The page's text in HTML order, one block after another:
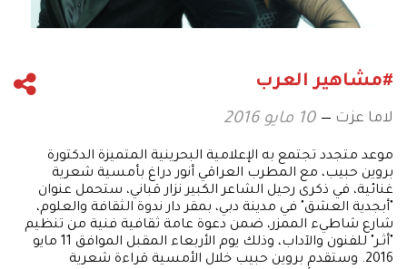
#مشاهير العرب
لاما عزت 10 مايو 2016
موعد متجدد تجتمع به الإعلامية البحرينية المتميزة الدكتورة
بروين حبيب، مع المطرب العراقي أنور دراغ بأمسية شعرية
غنائية، في ذكرى رحيل الشاعر الكبير نزار قباني، ستحمل عنوان
"أبجدية العشق" في مدينة دبي، بمقر دار ندوة الثقافة والعلوم،
شارع شاطيء الممزر، ضمن دعوة عامة ثقافية فنية من تنظيم
"أثـر" للفنون والآداب، وذلك يوم الأربعاء المقبل الموافق 11 مايو
2016. وستقدم بروين حبيب خلال الأمسية قراءة شعرية